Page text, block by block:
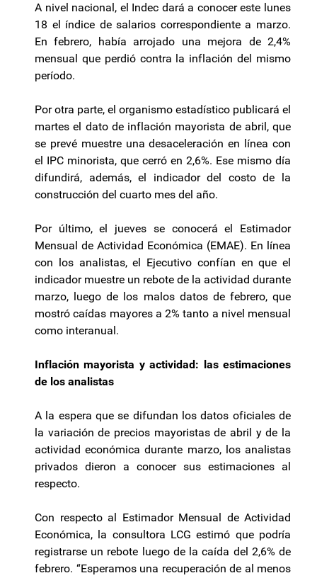
A nivel nacional, el Indec dará a conocer este lunes
18 el índice de salarios correspondiente a marzo.
En febrero, había arrojado una mejora de 2,4%
mensual que perdió contra la inflación del mismo
período.
Por otra parte, el organismo estadístico publicará el
martes el dato de inflación mayorista de abril, que
se prevé muestre una desaceleración en línea con
el IPC minorista, que cerró en 2,6%. Ese mismo día
difundirá, además, el indicador del costo de la
construcción del cuarto mes del año.
Por último, el jueves se conocerá el Estimador
Mensual de Actividad Económica (EMAE). En línea
con los analistas, el Ejecutivo confían en que el
indicador muestre un rebote de la actividad durante
marzo, luego de los malos datos de febrero, que
mostró caídas mayores a 2% tanto a nivel mensual
como interanual.
Inflación mayorista y actividad: las estimaciones
de los analistas
A la espera que se difundan los datos oficiales de
la variación de precios mayoristas de abril y de la
actividad económica durante marzo, los analistas
privados dieron a conocer sus estimaciones al
respecto.
Con respecto al Estimador Mensual de Actividad
Económica, la consultora LCG estimó que podría
registrarse un rebote luego de la caída del 2,6% de
febrero. “Esperamos una recuperación de al menos